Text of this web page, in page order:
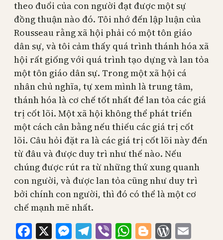
theo đuổi của con người đạt được một sự
đồng thuận nào đó. Tôi nhớ đến lập luận của
Rousseau rằng xã hội phải có một tôn giáo
dân sự, và tôi cảm thấy quá trình thánh hóa xã
hội rất giống với quá trình tạo dựng và lan tỏa
một tôn giáo dân sự. Trong một xã hội cá
nhân chủ nghĩa, tự xem mình là trung tâm,
thánh hóa là cơ chế tốt nhất để lan tỏa các giá
trị cốt lõi. Một xã hội không thể phát triển
một cách cân bằng nếu thiếu các giá trị cốt
lõi. Câu hỏi đặt ra là các giá trị cốt lõi này đến
từ đâu và được duy trì như thế nào. Nếu
chúng được rút ra từ những thứ xung quanh
con người, và được lan tỏa cũng như duy trì
bởi chính con người, thì đó có thể là một cơ
chế mạnh mẽ nhất.
Facebook
X Messenger
Telegram
ViberWhatsApp
Blogger